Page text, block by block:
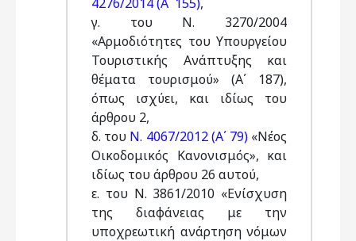
γ. του Ν. 3270/2004
«Αρμοδιότητες του Υπουργείου
Τουριστικής Ανάπτυξης και
θέματα τουρισμού» (Α΄ 187),
όπως ισχύει, και ιδίως του
άρθρου 2,
δ. του Ν. 4067/2012 (Α΄ 79)«Νέος
Οικοδομικός Κανονισμός», και
ιδίως του άρθρου 26 αυτού,
ε. του Ν. 3861/2010 «Ενίσχυση
της διαφάνειας με την
υποχρεωτική ανάρτηση νόμων